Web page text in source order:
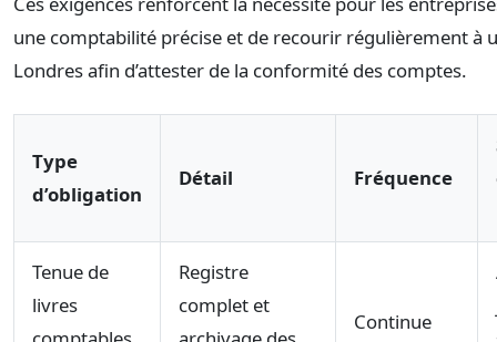
une comptabilité précise et de recourir régulièrement à
Londres afin d’attester de la conformité des comptes.
Type
d’obligation
Détail Fréquence
Tenue de
livres
Registre
complet et
Continue